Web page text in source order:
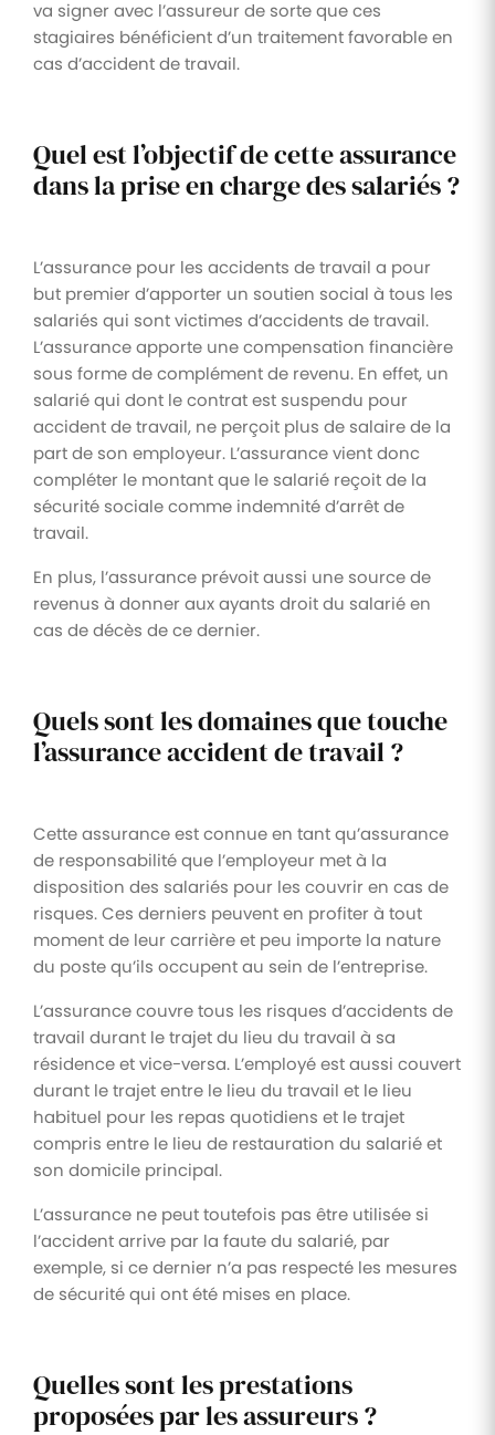
va signer avec l’assureur de sorte que ces
stagiaires bénéficient d’un traitement favorable en
cas d’accident de travail.
Quel est l’objectif de cette assurance
dans la prise en charge des salariés ?
L’assurance pour les accidents de travail a pour
but premier d’apporter un soutien social à tous les
salariés qui sont victimes d’accidents de travail.
L’assurance apporte une compensation financière
sous forme de complément de revenu. En effet, un
salarié qui dont le contrat est suspendu pour
accident de travail, ne perçoit plus de salaire de la
part de son employeur. L’assurance vient donc
compléter le montant que le salarié reçoit de la
sécurité sociale comme indemnité d’arrêt de
travail.
En plus, l’assurance prévoit aussi une source de
revenus à donner aux ayants droit du salarié en
cas de décès de ce dernier.
Quels sont les domaines que touche
l’assurance accident de travail ?
Cette assurance est connue en tant qu’assurance
de responsabilité que l’employeur met à la
disposition des salariés pour les couvrir en cas de
risques. Ces derniers peuvent en profiter à tout
moment de leur carrière et peu importe la nature
du poste qu’ils occupent au sein de l’entreprise.
L’assurance couvre tous les risques d’accidents de
travail durant le trajet du lieu du travail à sa
résidence et vice-versa. L’employé est aussi couvert
durant le trajet entre le lieu du travail et le lieu
habituel pour les repas quotidiens et le trajet
compris entre le lieu de restauration du salarié et
son domicile principal.
L’assurance ne peut toutefois pas être utilisée si
l’accident arrive par la faute du salarié, par
exemple, si ce dernier n’a pas respecté les mesures
de sécurité qui ont été mises en place.
Quelles sont les prestations
proposées par les assureurs ?